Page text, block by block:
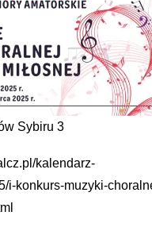
Sybiru 3
kalendarz-
i-konkurs-muzyki-